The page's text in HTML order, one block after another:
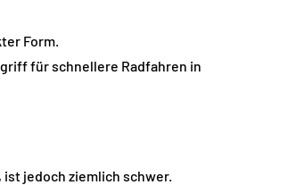
Form.
für schnellere Radfahren in
jedoch ziemlich schwer.